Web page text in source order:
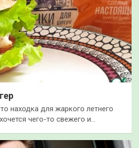
находка для жаркого летнего
чего-то свежего и…